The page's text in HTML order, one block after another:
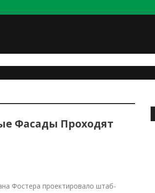
Фасады Проходят
Фостера проектировало штаб-